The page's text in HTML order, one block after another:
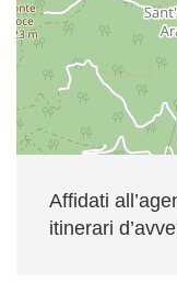
Affidati
itinerari